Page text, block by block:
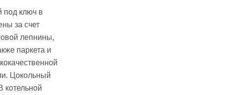
под ключ в
за счет
лепнины,
паркета и
Цокольный
котельной